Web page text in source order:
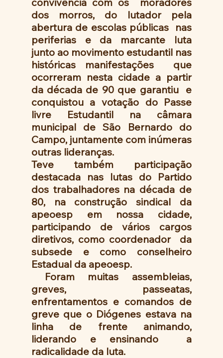
dos morros, do lutador pela
abertura de escolas públicas  nas
periferias e da marcante luta
junto ao movimento estudantil nas
históricas manifestações  que
ocorreram nesta cidade a partir
da década de 90 que garantiu  e
conquistou a votação do Passe
livre Estudantil na câmara
municipal de São Bernardo do
Campo, juntamente com inúmeras
outras lideranças.
Teve também participação
destacada nas lutas do Partido
dos trabalhadores na década de
80, na construção sindical da
apeoesp em nossa cidade,
participando de vários cargos
diretivos, como coordenador  da
subsede e como conselheiro
Estadual da apeoesp.
greves, passeatas,
enfrentamentos e comandos de
greve que o Diógenes estava na
linha de frente animando,
liderando e ensinando  a
radicalidade da luta.